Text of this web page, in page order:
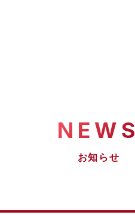
NEWS
お知らせ